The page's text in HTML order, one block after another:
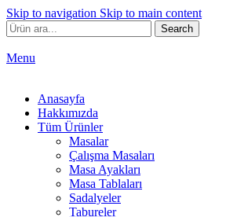
Skip to navigation Skip to main content
Search
Menu
Anasayfa
Hakkımızda
Tüm Ürünler
Masalar
Çalışma Masaları
Masa Ayakları
Masa Tablaları
Sadalyeler
Tabureler